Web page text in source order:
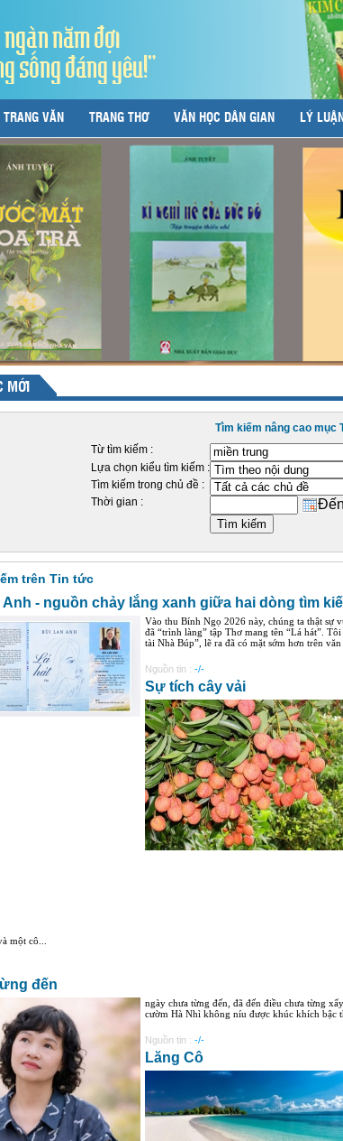
năm đợi
sống đáng yêu!"
TRANG VĂN TRANG THƠ VĂN HỌC DÂN GIAN LÝ
MỚI
Tìm kiếm nâng cao mục
Từ tìm kiếm :
Lựa chọn kiểu tìm kiếm :
Tìm kiếm trong chủ đề :
Thời gian :
trên Tin tức
- nguồn chảy lắng xanh giữa hai dòng tìm
Vào thu Bính Ngọ 2026 này, chúng ta thật sự
đã “trình làng” tập Thơ mang tên “Lá hát”.
tài Nhà Búp”, lẽ ra đã có mặt sớm hơn trên văn
Nguồn tin : -/-
Sự tích cây vải
một cô...
đến
ngày chưa từng đến, đã đến điều chưa từng
cườm Hà Nhì không níu được khúc khích bậc
Nguồn tin : -/-
Lăng Cô